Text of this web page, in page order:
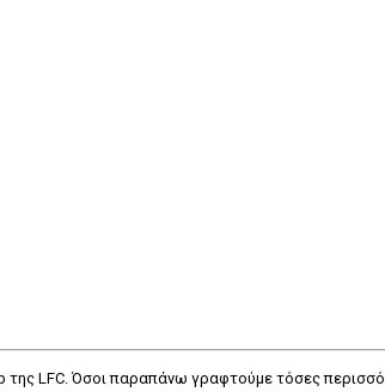
LFC. Όσοι παραπάνω γραφτούμε τόσες